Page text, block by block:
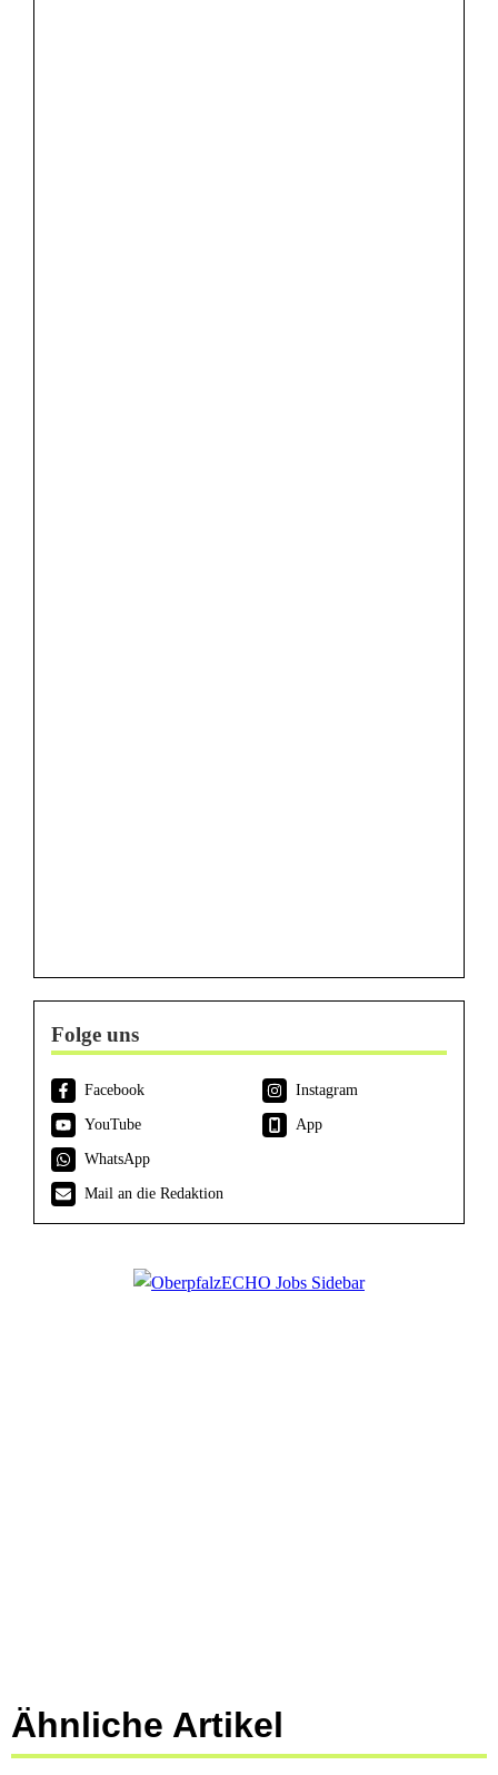
Folge uns
Facebook
Instagram
YouTube
App
WhatsApp
Mail an die Redaktion
Ähnliche Artikel